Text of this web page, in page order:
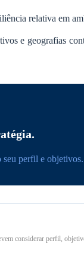
relativa em
e geografias
seu perfil e objetivos.
considerar perfil,